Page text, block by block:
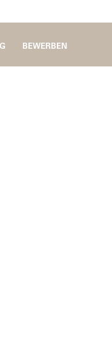
BEWERBEN